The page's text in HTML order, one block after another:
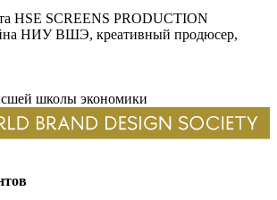
HSE SCREENS PRODUCTION
НИУ ВШЭ, креативный продюсер,
школы экономики